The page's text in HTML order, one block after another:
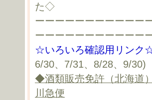
た◇
ーーーーーーーーーーー
ーーーーーーーーーーー
☆いろいろ確認用リンク
6/30、7/31、8/28、9/30)
◆酒類販売免許（北海道）
川急便